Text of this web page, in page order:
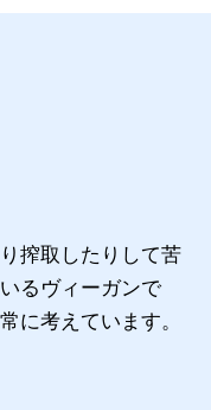
搾取したりして苦
るヴィーガンで
に考えています。